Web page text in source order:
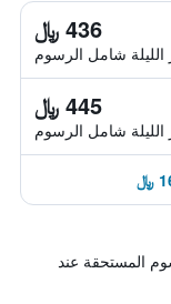
436 ﷼
شامل الرسوم
445 ﷼
شامل الرسوم
المستحقة عند